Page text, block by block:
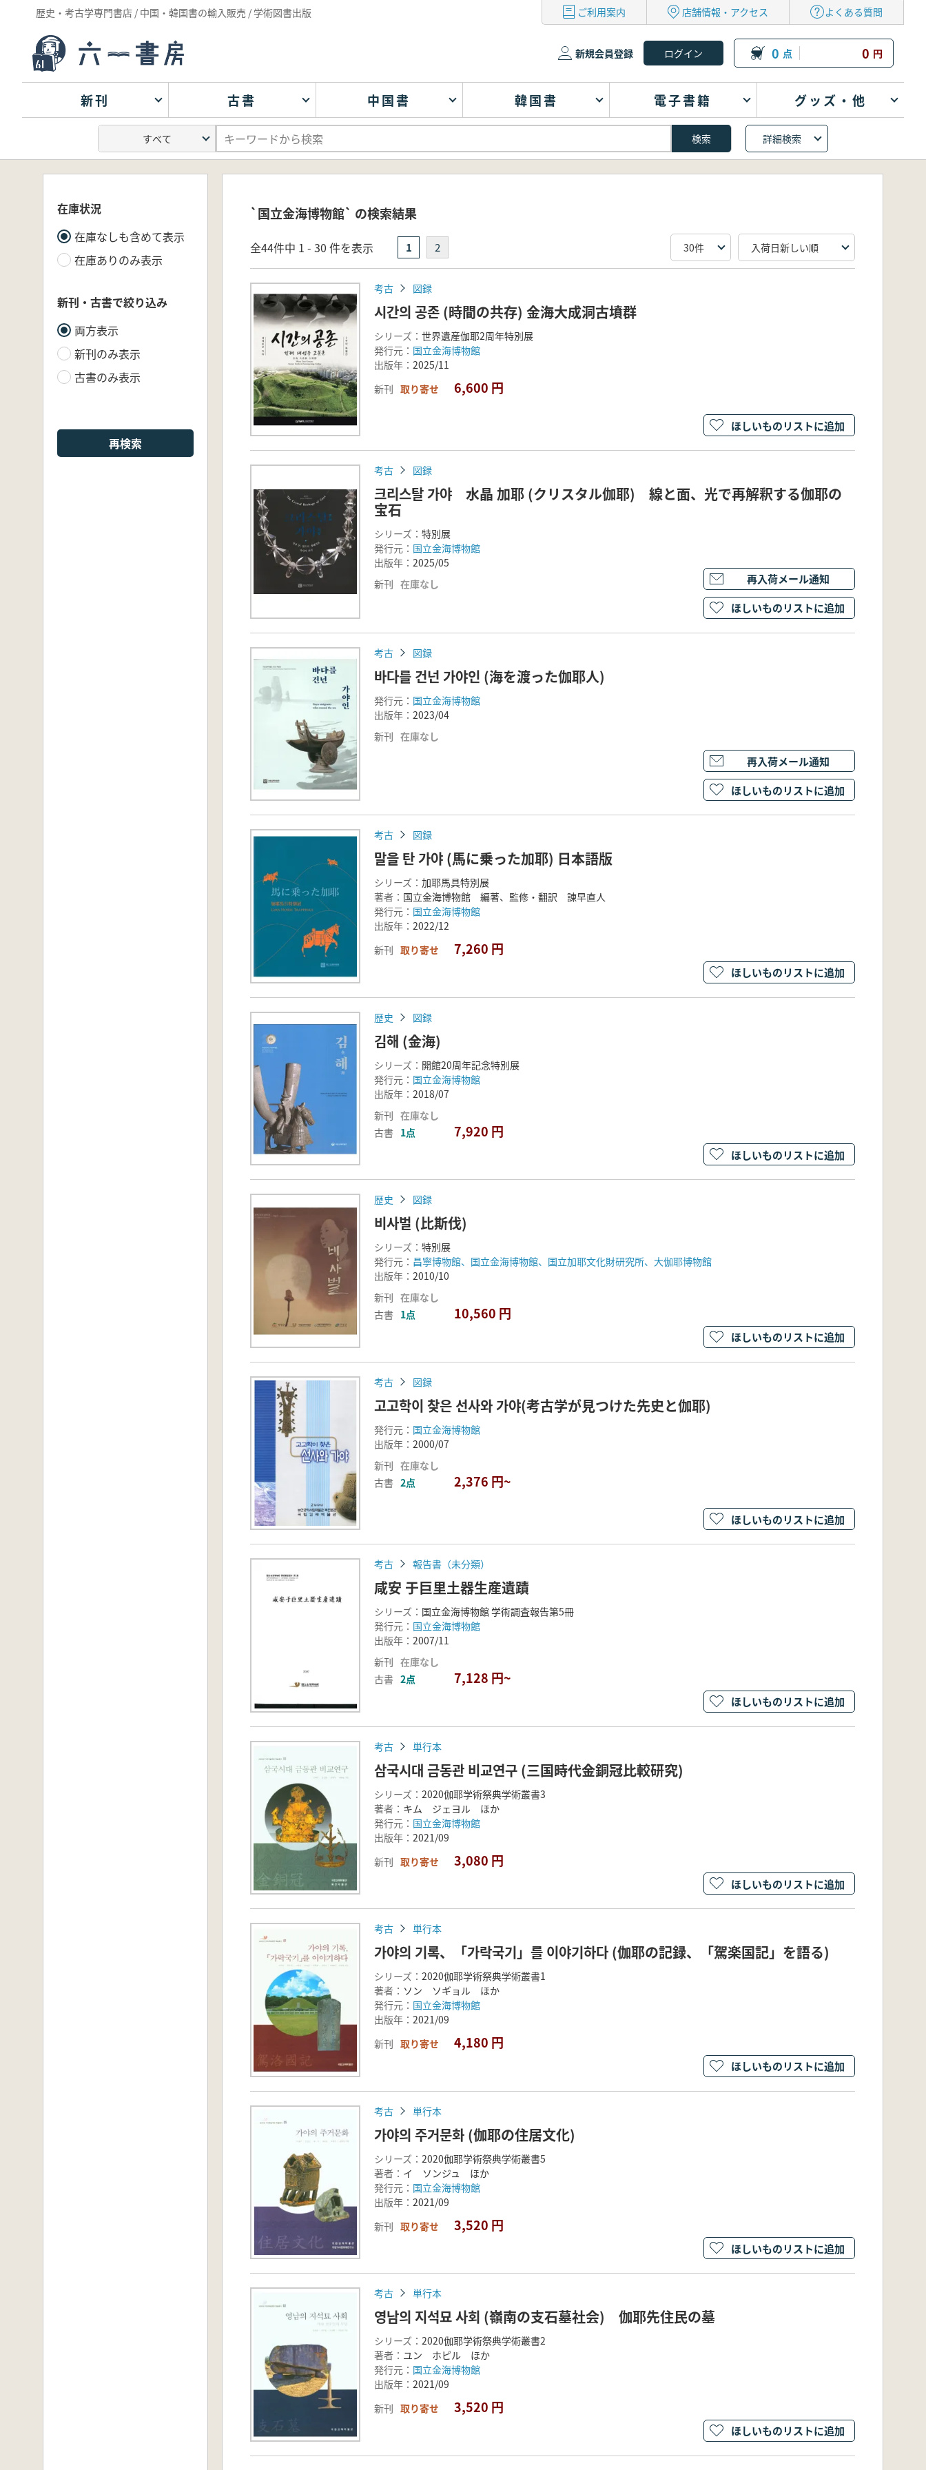
歴史・考古学専門書店 / 中国・韓国書の輸入販売 / 学術図書出版 ご利用案内 店舗情報・アクセス よくある質問
新規会員登録 0 点 0 円
新刊 古書 中国書 韓国書 電子書籍 グッズ・他
詳細検索
在庫状況
在庫なしも含めて表示
在庫ありのみ表示
新刊・古書で絞り込み
両方表示
新刊のみ表示
古書のみ表示
再検索
`国立金海博物館` の検索結果
全44件中 1 - 30 件を表示 1 2
考古 図録
시간의 공존 (時間の共存) 金海大成洞古墳群
シリーズ： 世界遺産伽耶2周年特別展
発行元： 国立金海博物館
出版年： 2025/11
新刊 取り寄せ 6,600 円
ほしいものリストに追加
考古 図録
크리스탈 가야 水晶 加耶 (クリスタル伽耶) 線と面、光で再解釈する伽耶の
宝石
シリーズ： 特別展
発行元： 国立金海博物館
出版年： 2025/05
新刊 在庫なし
再入荷メール通知
ほしいものリストに追加
考古 図録
바다를 건넌 가야인 (海を渡った伽耶人)
発行元： 国立金海博物館
出版年： 2023/04
新刊 在庫なし
再入荷メール通知
ほしいものリストに追加
考古 図録
말을 탄 가야 (馬に乗った加耶) 日本語版
シリーズ： 加耶馬具特別展
著者： 国立金海博物館 編著、監修・翻訳 諫早直人
発行元： 国立金海博物館
出版年： 2022/12
新刊 取り寄せ 7,260 円
ほしいものリストに追加
歴史 図録
김해 (金海)
シリーズ： 開館20周年記念特別展
発行元： 国立金海博物館
出版年： 2018/07
新刊 在庫なし
古書 1点 7,920 円
ほしいものリストに追加
歴史 図録
비사벌 (比斯伐)
シリーズ： 特別展
発行元： 昌寧博物館、国立金海博物館、国立加耶文化財研究所、大伽耶博物館
出版年： 2010/10
新刊 在庫なし
古書 1点 10,560 円
ほしいものリストに追加
考古 図録
고고학이 찾은 선사와 가야(考古学が見つけた先史と伽耶)
発行元： 国立金海博物館
出版年： 2000/07
新刊 在庫なし
古書 2点 2,376 円~
ほしいものリストに追加
考古 報告書（未分類）
咸安 于巨里土器生産遺蹟
シリーズ： 国立金海博物館 学術調査報告第5冊
発行元： 国立金海博物館
出版年： 2007/11
新刊 在庫なし
古書 2点 7,128 円~
ほしいものリストに追加
考古 単行本
삼국시대 금동관 비교연구 (三国時代金銅冠比較研究)
シリーズ： 2020伽耶学術祭典学術叢書3
著者： キム ジェヨル ほか
発行元： 国立金海博物館
出版年： 2021/09
新刊 取り寄せ 3,080 円
ほしいものリストに追加
考古 単行本
가야의 기록、「가락국기」를 이야기하다 (伽耶の記録、「駕楽国記」を語る)
シリーズ： 2020伽耶学術祭典学術叢書1
著者： ソン ソギョル ほか
発行元： 国立金海博物館
出版年： 2021/09
新刊 取り寄せ 4,180 円
ほしいものリストに追加
考古 単行本
가야의 주거문화 (伽耶の住居文化)
シリーズ： 2020伽耶学術祭典学術叢書5
著者： イ ソンジュ ほか
発行元： 国立金海博物館
出版年： 2021/09
新刊 取り寄せ 3,520 円
ほしいものリストに追加
考古 単行本
영남의 지석묘 사회 (嶺南の支石墓社会) 伽耶先住民の墓
シリーズ： 2020伽耶学術祭典学術叢書2
著者： ユン ホピル ほか
発行元： 国立金海博物館
出版年： 2021/09
新刊 取り寄せ 3,520 円
ほしいものリストに追加